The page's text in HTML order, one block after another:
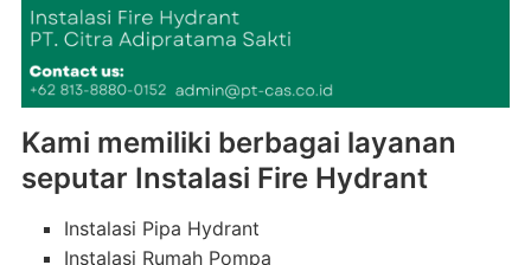
Kami memiliki berbagai layanan
seputar Instalasi Fire Hydrant
Instalasi Pipa Hydrant
Instalasi Rumah Pompa